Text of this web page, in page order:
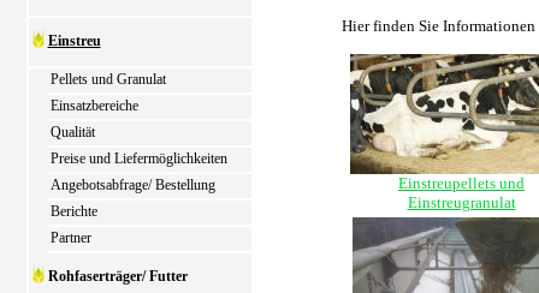
Einstreu
Pellets und Granulat
Einsatzbereiche
Qualität
Preise und Liefermöglichkeiten
Angebotsabfrage/ Bestellung
Berichte
Partner
Rohfaserträger/ Futter
Hier finden Sie Informationen
Einstreupellets und
Einstreugranulat